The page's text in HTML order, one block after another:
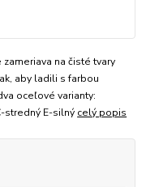
zameriava na čisté tvary
aby ladili s farbou
oceľové varianty:
stredný E-silný celý popis